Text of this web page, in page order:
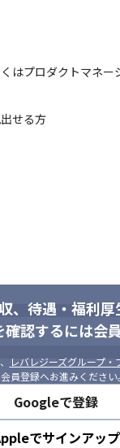
はプロダクトマネー
せる方
、待遇・福利厚
認するには会
、 レバレジーズグループ
員登録へお進みください。
Googleで登録
でサインアップ